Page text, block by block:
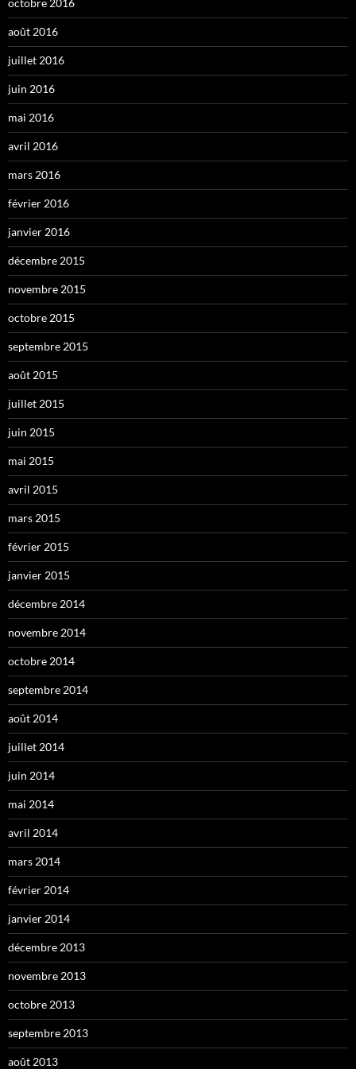
août 2016
juillet 2016
juin 2016
mai 2016
avril 2016
mars 2016
février 2016
janvier 2016
décembre 2015
novembre 2015
octobre 2015
septembre 2015
août 2015
juillet 2015
juin 2015
mai 2015
avril 2015
mars 2015
février 2015
janvier 2015
décembre 2014
novembre 2014
octobre 2014
septembre 2014
août 2014
juillet 2014
juin 2014
mai 2014
avril 2014
mars 2014
février 2014
janvier 2014
décembre 2013
novembre 2013
octobre 2013
septembre 2013
août 2013